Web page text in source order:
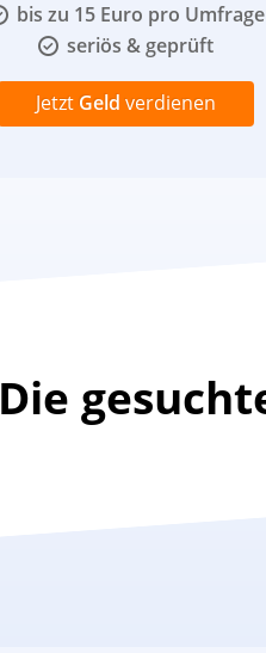
bis zu 15 Euro pro Umfrage
seriös & geprüft
Jetzt Geld verdienen
Die